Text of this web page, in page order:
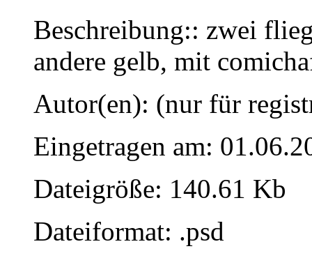
Beschreibung:: zwei
andere gelb, mit
Autor(en): (nur für
Eingetragen am:
Dateigröße: 140.61 Kb
Dateiformat: .psd